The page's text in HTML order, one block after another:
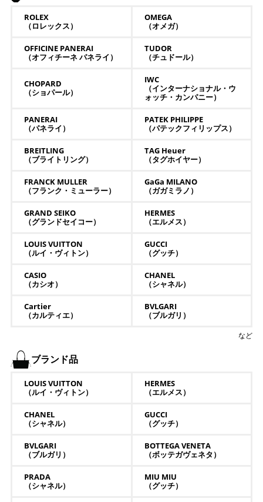
ROLEX
（ロレックス）
OMEGA
（オメガ）
OFFICINE PANERAI
（オフィチーネ パネライ）
TUDOR
（チュドール）
CHOPARD
（ショパール）
IWC
（インターナショナル・ウ
ォッチ・カンパニー）
PANERAI
（パネライ）
PATEK PHILIPPE
（パテックフィリップス）
BREITLING
（ブライトリング）
TAG Heuer
（タグホイヤー）
FRANCK MULLER
（フランク・ミューラー）
GaGa MILANO
（ガガミラノ）
GRAND SEIKO
（グランドセイコー）
HERMES
（エルメス）
LOUIS VUITTON
（ルイ・ヴィトン）
GUCCI
（グッチ）
CASIO
（カシオ）
CHANEL
（シャネル）
Cartier
（カルティエ）
BVLGARI
（ブルガリ）
など
ブランド品
LOUIS VUITTON
（ルイ・ヴィトン）
HERMES
（エルメス）
CHANEL
（シャネル）
GUCCI
（グッチ）
BVLGARI
（ブルガリ）
BOTTEGA VENETA
（ボッテガヴェネタ）
PRADA
（シャネル）
MIU MIU
（グッチ）